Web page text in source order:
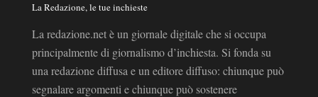
La Redazione, le tue inchieste
La redazione.net è un giornale digitale che si occupa
principalmente di giornalismo d’inchiesta. Si fonda su
una redazione diffusa e un editore diffuso: chiunque può
segnalare argomenti e chiunque può sostenere